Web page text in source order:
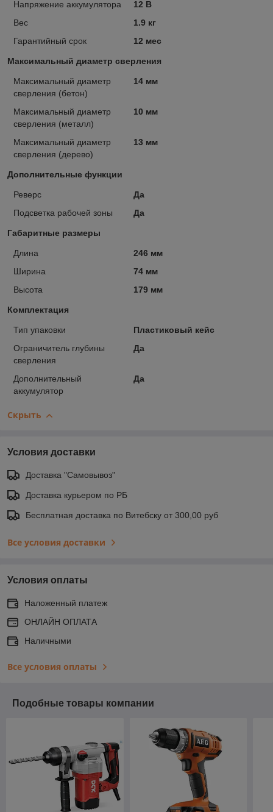
Напряжение аккумулятора
12 В
Вес
1.9 кг
Гарантийный срок
12 мес
Максимальный диаметр сверления
Максимальный диаметр
сверления (бетон)
14 мм
Максимальный диаметр
сверления (металл)
10 мм
Максимальный диаметр
сверления (дерево)
13 мм
Дополнительные функции
Реверс
Да
Подсветка рабочей зоны
Да
Габаритные размеры
Длина
246 мм
Ширина
74 мм
Высота
179 мм
Комплектация
Тип упаковки
Пластиковый кейс
Ограничитель глубины
сверления
Да
Дополнительный
аккумулятор
Да
Скрыть
Условия доставки
Доставка "Самовывоз"
Доставка курьером по РБ
Бесплатная доставка по Витебску от 300,00 руб
Все условия доставки
Условия оплаты
Наложенный платеж
ОНЛАЙН ОПЛАТА
Наличными
Все условия оплаты
Подобные товары компании